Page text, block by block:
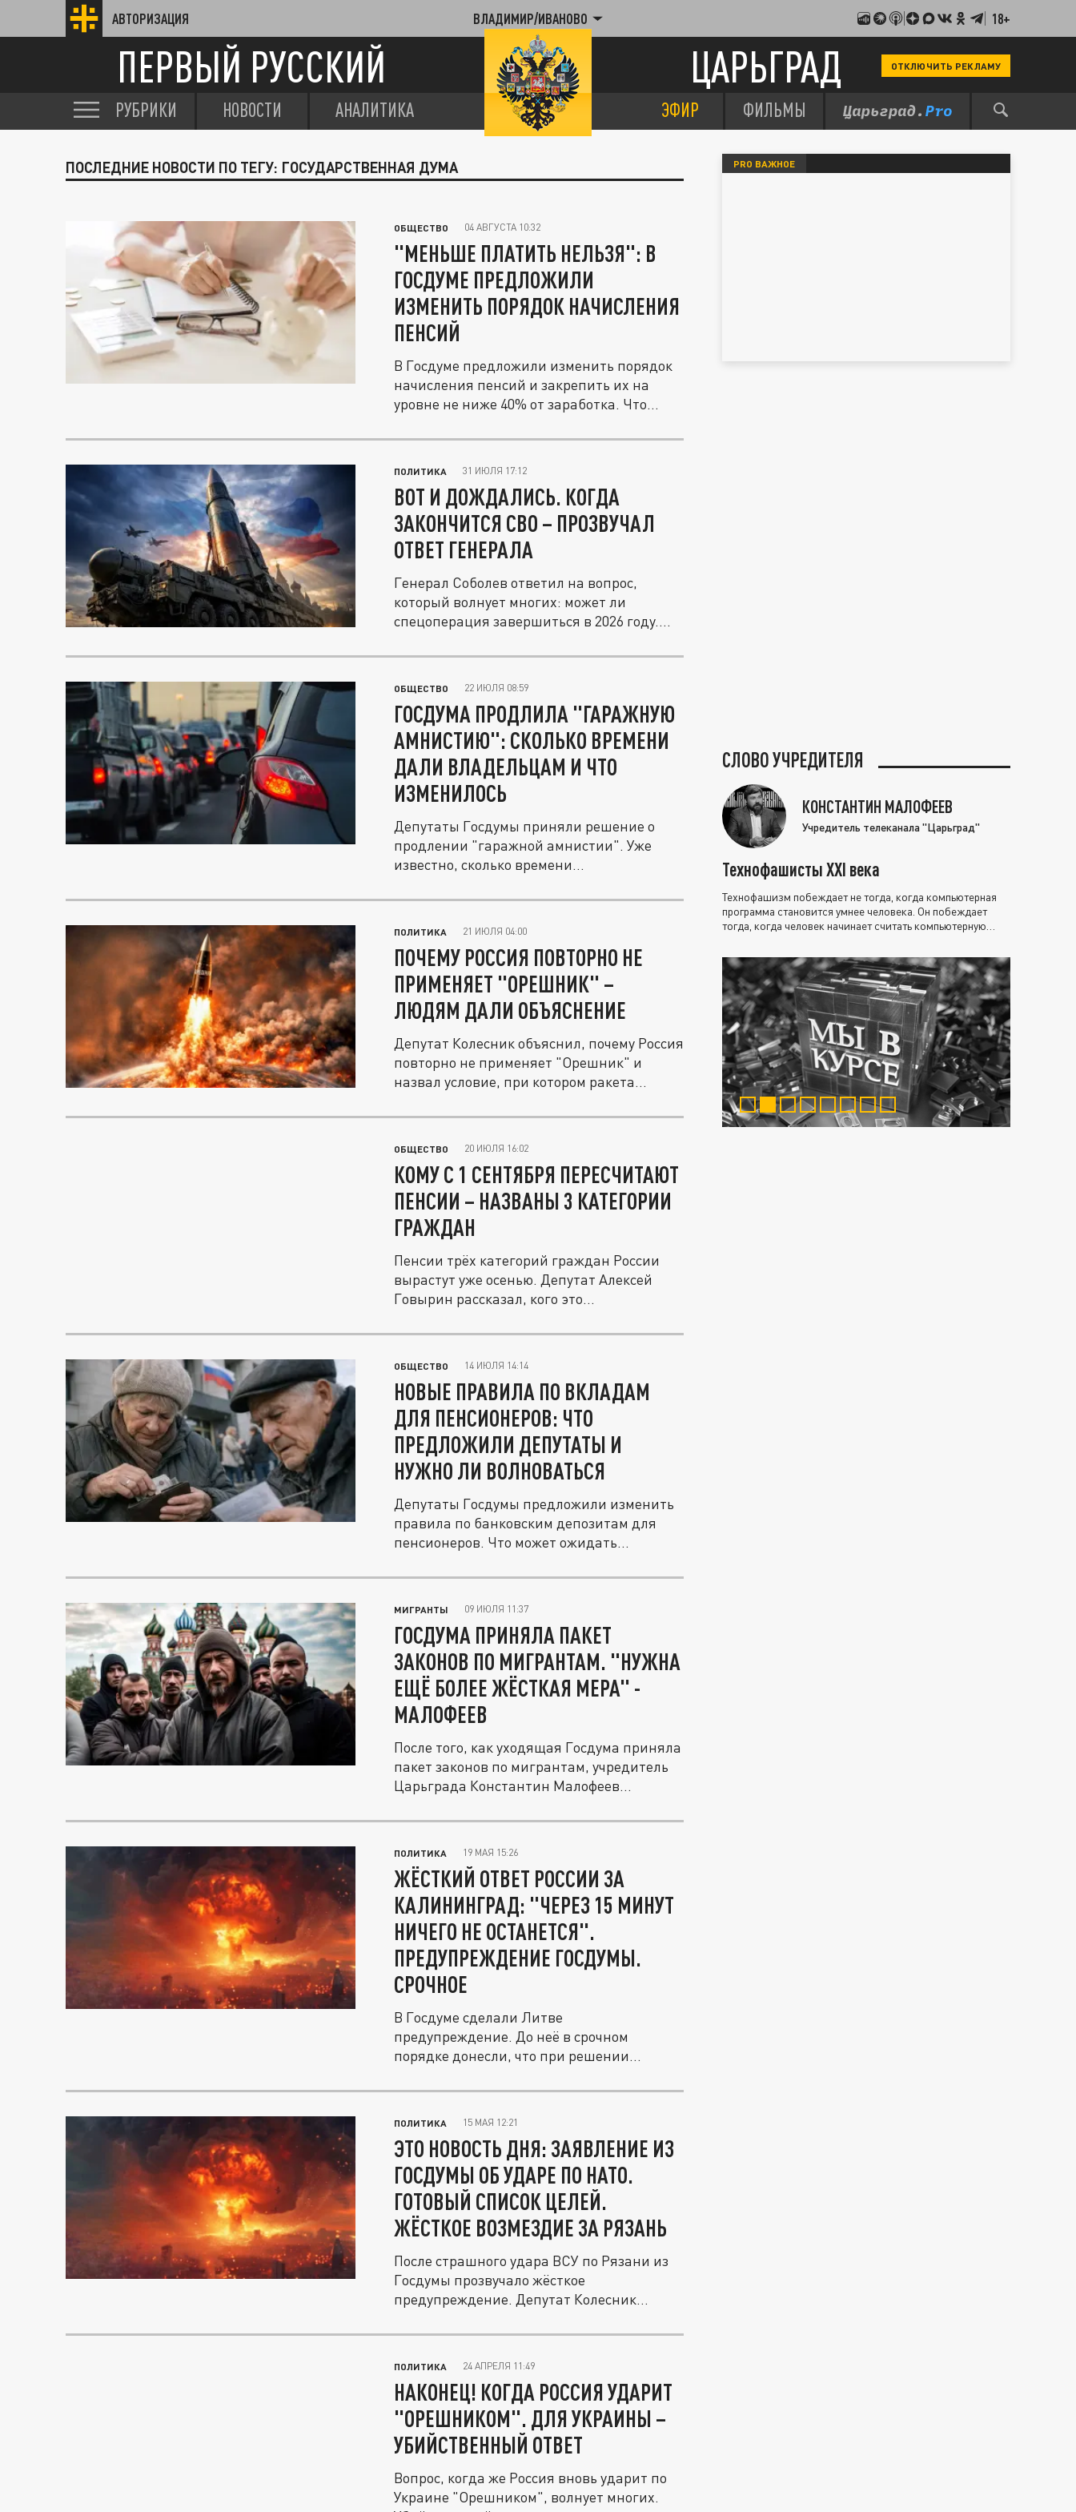
АВТОРИЗАЦИЯ ВЛАДИМИР/ИВАНОВО 18+
ПЕРВЫЙ РУССКИЙ ЦАРЬГРАД ОТКЛЮЧИТЬ РЕКЛАМУ
РУБРИКИ НОВОСТИ АНАЛИТИКА ЭФИР ФИЛЬМЫ
ПОСЛЕДНИЕ НОВОСТИ ПО ТЕГУ: ГОСУДАРСТВЕННАЯ ДУМА
ОБЩЕСТВО 04 АВГУСТА 10:32
"МЕНЬШЕ ПЛАТИТЬ НЕЛЬЗЯ": В
ГОСДУМЕ ПРЕДЛОЖИЛИ
ИЗМЕНИТЬ ПОРЯДОК НАЧИСЛЕНИЯ
ПЕНСИЙ
В Госдуме предложили изменить порядок
начисления пенсий и закрепить их на
уровне не ниже 40% от заработка. Что...
ПОЛИТИКА 31 ИЮЛЯ 17:12
ВОТ И ДОЖДАЛИСЬ. КОГДА
ЗАКОНЧИТСЯ СВО – ПРОЗВУЧАЛ
ОТВЕТ ГЕНЕРАЛА
Генерал Соболев ответил на вопрос,
который волнует многих: может ли
спецоперация завершиться в 2026 году.
ОБЩЕСТВО 22 ИЮЛЯ 08:59
ГОСДУМА ПРОДЛИЛА "ГАРАЖНУЮ
АМНИСТИЮ": СКОЛЬКО ВРЕМЕНИ
ДАЛИ ВЛАДЕЛЬЦАМ И ЧТО
ИЗМЕНИЛОСЬ
Депутаты Госдумы приняли решение о
продлении "гаражной амнистии". Уже
известно, сколько времени
ПОЛИТИКА 21 ИЮЛЯ 04:00
ПОЧЕМУ РОССИЯ ПОВТОРНО НЕ
ПРИМЕНЯЕТ "ОРЕШНИК" –
ЛЮДЯМ ДАЛИ ОБЪЯСНЕНИЕ
Депутат Колесник объяснил, почему Россия
повторно не применяет "Орешник" и
назвал условие, при котором ракета...
ОБЩЕСТВО 20 ИЮЛЯ 16:02
КОМУ С 1 СЕНТЯБРЯ ПЕРЕСЧИТАЮТ
ПЕНСИИ – НАЗВАНЫ 3 КАТЕГОРИИ
ГРАЖДАН
Пенсии трёх категорий граждан России
вырастут уже осенью. Депутат Алексей
Говырин рассказал, кого это...
ОБЩЕСТВО 14 ИЮЛЯ 14:14
НОВЫЕ ПРАВИЛА ПО ВКЛАДАМ
ДЛЯ ПЕНСИОНЕРОВ: ЧТО
ПРЕДЛОЖИЛИ ДЕПУТАТЫ И
НУЖНО ЛИ ВОЛНОВАТЬСЯ
Депутаты Госдумы предложили изменить
правила по банковским депозитам для
пенсионеров. Что может ожидать...
МИГРАНТЫ 09 ИЮЛЯ 11:37
ГОСДУМА ПРИНЯЛА ПАКЕТ
ЗАКОНОВ ПО МИГРАНТАМ. "НУЖНА
ЕЩЁ БОЛЕЕ ЖЁСТКАЯ МЕРА" -
МАЛОФЕЕВ
После того, как уходящая Госдума приняла
пакет законов по мигрантам, учредитель
Царьграда Константин Малофеев...
ПОЛИТИКА 19 МАЯ 15:26
ЖЁСТКИЙ ОТВЕТ РОССИИ ЗА
КАЛИНИНГРАД: "ЧЕРЕЗ 15 МИНУТ
НИЧЕГО НЕ ОСТАНЕТСЯ".
ПРЕДУПРЕЖДЕНИЕ ГОСДУМЫ.
СРОЧНОЕ
В Госдуме сделали Литве
предупреждение. До неё в срочном
порядке донесли, что при решении
ПОЛИТИКА 15 МАЯ 12:21
ЭТО НОВОСТЬ ДНЯ: ЗАЯВЛЕНИЕ ИЗ
ГОСДУМЫ ОБ УДАРЕ ПО НАТО.
ГОТОВЫЙ СПИСОК ЦЕЛЕЙ.
ЖЁСТКОЕ ВОЗМЕЗДИЕ ЗА РЯЗАНЬ
После страшного удара ВСУ по Рязани из
Госдумы прозвучало жёсткое
предупреждение. Депутат Колесник
ПОЛИТИКА 24 АПРЕЛЯ 11:49
НАКОНЕЦ! КОГДА РОССИЯ УДАРИТ
"ОРЕШНИКОМ". ДЛЯ УКРАИНЫ –
УБИЙСТВЕННЫЙ ОТВЕТ
Вопрос, когда же Россия вновь ударит по
Украине "Орешником", волнует многих.
PRO ВАЖНОЕ
СЛОВО УЧРЕДИТЕЛЯ
КОНСТАНТИН МАЛОФЕЕВ
Учредитель телеканала "Царьград"
Технофашисты XXI века
Технофашизм побеждает не тогда, когда компьютерная
программа становится умнее человека. Он побеждает
тогда, когда человек начинает считать компьютерную